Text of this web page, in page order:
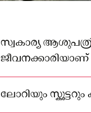
സ്വകാര്യ
ജീവനക്കാരിയാണ്
ലോറിയും സ്കൂട്ടറും